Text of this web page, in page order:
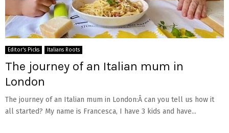
Editor's Picks Italians Roots
The journey of an Italian mum in
London
The journey of an Italian mum in London:Â can you tell us how it
all started? My name is Francesca, I have 3 kids and have...